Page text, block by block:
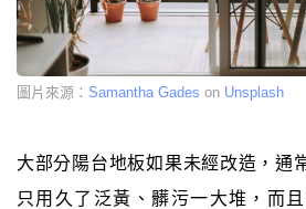
圖片來源： Samantha Gades on Unsplash
大部分陽台地板如果未經改造，通
只用久了泛黃、髒污一大堆，而